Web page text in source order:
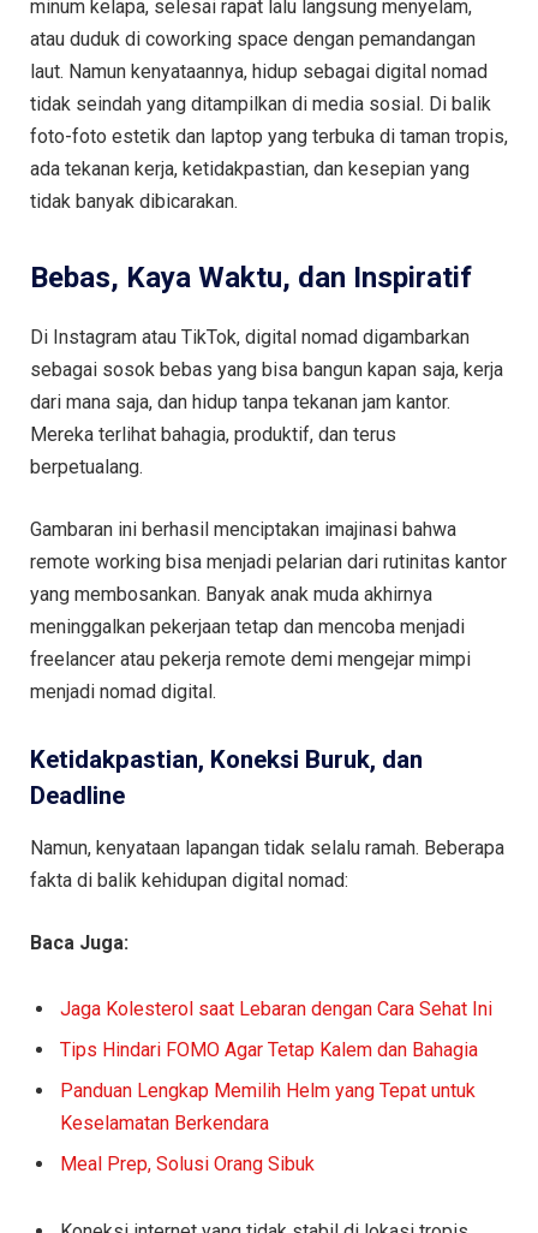
minum kelapa, selesai rapat lalu langsung menyelam,
atau duduk di coworking space dengan pemandangan
laut. Namun kenyataannya, hidup sebagai digital nomad
tidak seindah yang ditampilkan di media sosial. Di balik
foto-foto estetik dan laptop yang terbuka di taman tropis,
ada tekanan kerja, ketidakpastian, dan kesepian yang
tidak banyak dibicarakan.
Bebas, Kaya Waktu, dan Inspiratif
Di Instagram atau TikTok, digital nomad digambarkan
sebagai sosok bebas yang bisa bangun kapan saja, kerja
dari mana saja, dan hidup tanpa tekanan jam kantor.
Mereka terlihat bahagia, produktif, dan terus
berpetualang.
Gambaran ini berhasil menciptakan imajinasi bahwa
remote working bisa menjadi pelarian dari rutinitas kantor
yang membosankan. Banyak anak muda akhirnya
meninggalkan pekerjaan tetap dan mencoba menjadi
freelancer atau pekerja remote demi mengejar mimpi
menjadi nomad digital.
Ketidakpastian, Koneksi Buruk, dan
Deadline
Namun, kenyataan lapangan tidak selalu ramah. Beberapa
fakta di balik kehidupan digital nomad:
Baca Juga:
Jaga Kolesterol saat Lebaran dengan Cara Sehat Ini
Tips Hindari FOMO Agar Tetap Kalem dan Bahagia
Panduan Lengkap Memilih Helm yang Tepat untuk
Keselamatan Berkendara
Meal Prep, Solusi Orang Sibuk